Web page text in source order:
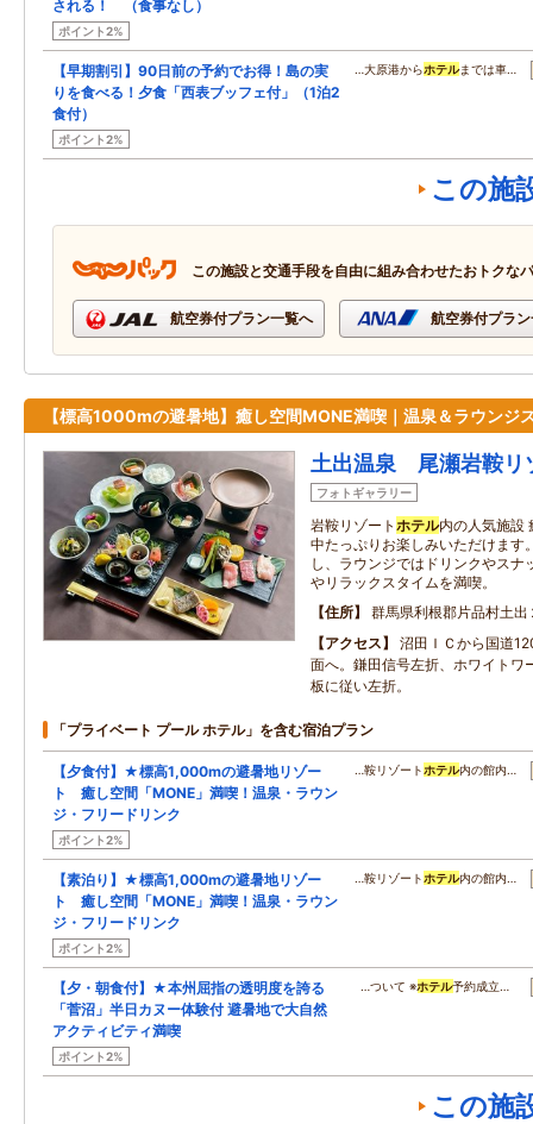
される！ （食事なし）
ポイント2%
【早期割引】90日前の予約でお得！島の実
りを食べる！夕食「西表ブッフェ付」（1泊2
食付）
ポイント2%
…大原港からホテルまでは車…
この施
この施設と交通手段を自由に組み合わせたおトクな
航空券付プラン一覧へ 航空券付プラ
【標高1000mの避暑地】癒し空間MONE満喫｜温泉＆ラウンジ
土出温泉 尾瀬岩鞍リ
フォトギャラリー
岩鞍リゾート ホテル内の人気施設
中たっぷりお楽しみいただけます
し、ラウンジではドリンクやスナ
やリラックスタイムを満喫。
住所
群馬県利根郡片品村土出
アクセス
沼田ＩＣから国道
面へ。鎌田信号左折、ホワイトワ
板に従い左折。
「プライベート プール ホテル」を含む宿泊プラン
【夕食付】★標高1,000mの避暑地リゾー
ト 癒し空間「MONE」満喫！温泉・ラウン
ジ・フリードリンク
ポイント2%
…鞍リゾート ホテル内の館内…
【素泊り】★標高1,000mの避暑地リゾー
ト 癒し空間「MONE」満喫！温泉・ラウン
ジ・フリードリンク
ポイント2%
…鞍リゾート ホテル内の館内…
【夕・朝食付】★本州屈指の透明度を誇る
「菅沼」半日カヌー体験付 避暑地で大自然
アクティビティ満喫
ポイント2%
…ついて ※ホテル予約成立…
この施